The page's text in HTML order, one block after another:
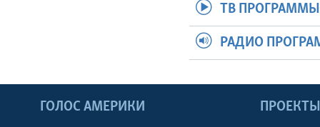
ТВ ПРОГРАММЫ
РАДИО
ГОЛОС АМЕРИКИ ПРОЕКТЫ